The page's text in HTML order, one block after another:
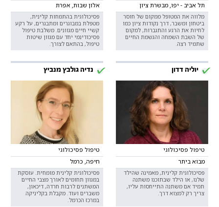
תל אביב - יפו, מבשרת ציון
מלווה את המטופל ממקום של חוסר
ביטחון ומשבר, דרך נקודות ציון כמו
לחיות את הרגע והתגברות, למקום
של השבת השמחה והגשמת החיים
שתמיד רצה.
אלון שבות, אפרת
פסיכולוגית בהתמחות קלינית,
מטפלת במבוגרים ומתבגרים, על רקע
קשיי חיים מגוונים. משלבת טיפול
פסיכודינמי יחד עם מגוון שיטות
טיפול, בהתאם לצורך.
יוליה דדון
טיפול פסיכולוגי
מבוא ביתר
פסיכולוגית קלינית, מאמינה שהילד
שלנו, או הילד שבתוכנו משתנה
תמיד אם משתנה התייחסות עליו,
צריך רק למצוא דרך.
נדיה גולבץ מנביץ
טיפול פסיכולוגי
חיפה, כרמל
פסיכולוגית קלינית מומחית. עוסקת
במגוון תחומים לאורך מצבי החיים
המשתנים לרבות חרדה, דיכאון,
משברים ועוד. מקבלת בקליניקה
במרכז הכרמל.